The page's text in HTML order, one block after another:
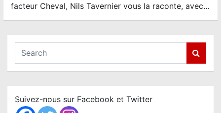
facteur Cheval, Nils Tavernier vous la raconte, avec…
a
c
h
Suivez-nous sur Facebook et Twitter